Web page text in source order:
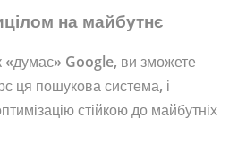
на майбутнє
«думає» Google, ви зможете
ця пошукова система, і
стійкою до майбутніх